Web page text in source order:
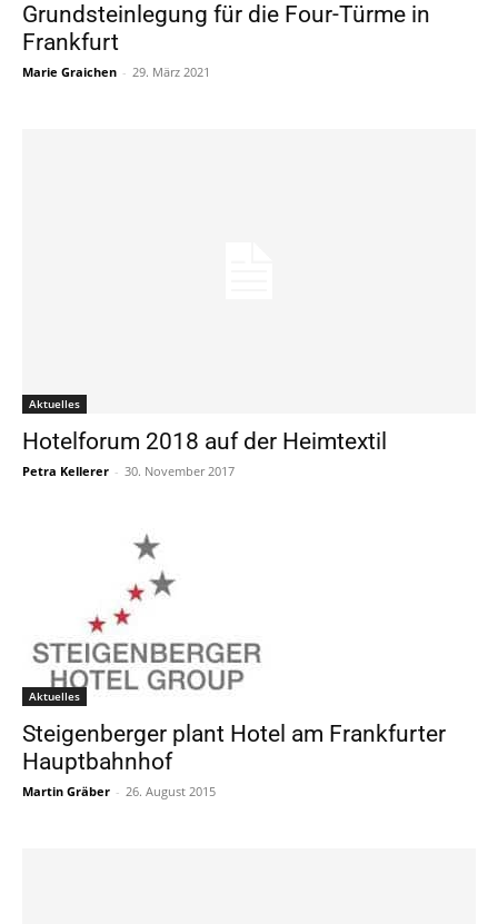
Grundsteinlegung für die Four-Türme in
Frankfurt
Marie Graichen - 29. März 2021
Aktuelles
Hotelforum 2018 auf der Heimtextil
Petra Kellerer - 30. November 2017
Aktuelles
Steigenberger plant Hotel am Frankfurter
Hauptbahnhof
Martin Gräber - 26. August 2015